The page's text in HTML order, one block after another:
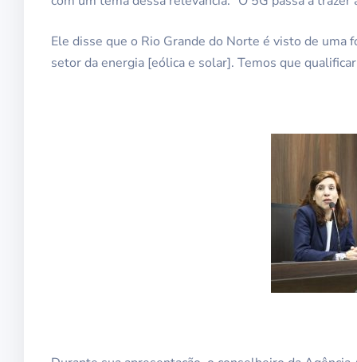
Ele disse que o Rio Grande do Norte é visto de
setor da energia [eólica e solar]. Temos que